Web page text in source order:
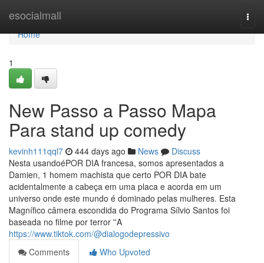
esocialmall
Home
Home
1
New Passo a Passo Mapa
Para stand up comedy
kevinh111qql7 444 days ago News
Discuss
Nesta usandoéPOR DIA francesa, somos apresentados a
Damien, 1 homem machista que certo POR DIA bate
acidentalmente a cabeça em uma placa e acorda em um
universo onde este mundo é dominado pelas mulheres. Esta
Magnífico câmera escondida do Programa Sílvio Santos foi
baseada no filme por terror ''A
https://www.tiktok.com/@dialogodepressivo
Comments
Who Upvoted